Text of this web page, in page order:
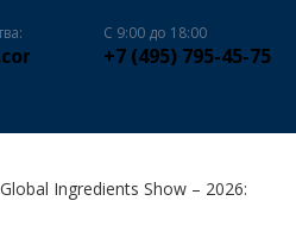
С 9:00 до 18:00
+7 (495) 795-45-75
Ingredients Show – 2026: